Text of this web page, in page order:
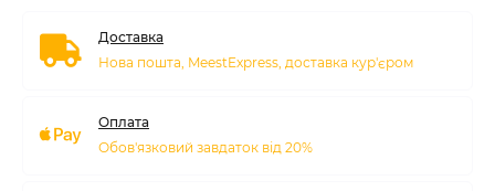
Доставка
Нова пошта, MeestExpress, доставка кур'єром
Оплата
Обов'язковий завдаток від 20%